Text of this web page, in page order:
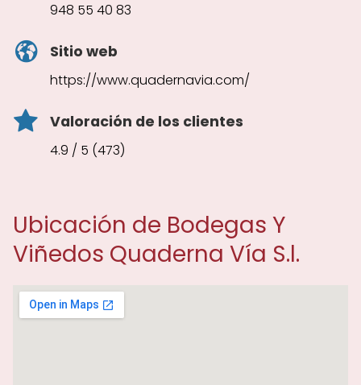
948 55 40 83
Sitio web
https://www.quadernavia.com/
Valoración de los clientes
4.9 / 5 (473)
Ubicación de Bodegas Y
Viñedos Quaderna Vía S.l.